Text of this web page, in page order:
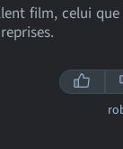
film, celui